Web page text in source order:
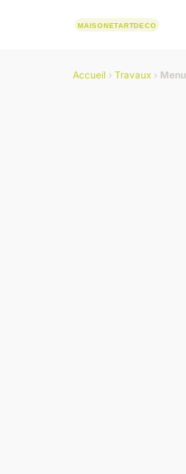
Accueil › Travaux ›